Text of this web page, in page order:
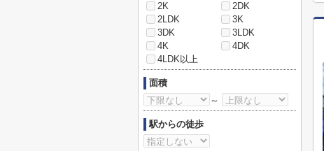
2K
2DK
2LDK
3K
3DK
3LDK
4K
4DK
4LDK以上
面積
～
駅からの徒歩